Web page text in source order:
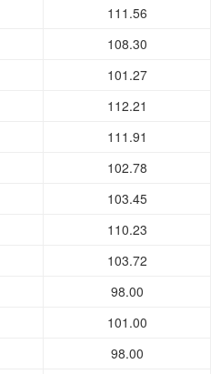
111.56
108.30
101.27
112.21
111.91
102.78
103.45
110.23
103.72
98.00
101.00
98.00